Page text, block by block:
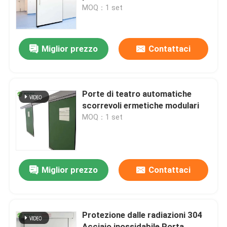
Giro della fabbrica
Controllo di qualità
Contattici
Notizie
Casi
Stanza pulita modulare
MOQ：1 set
Miglior prezzo Contattaci
Porte di teatro automatiche
scorrevoli ermetiche modulari
MOQ：1 set
Miglior prezzo Contattaci
Protezione dalle radiazioni 304